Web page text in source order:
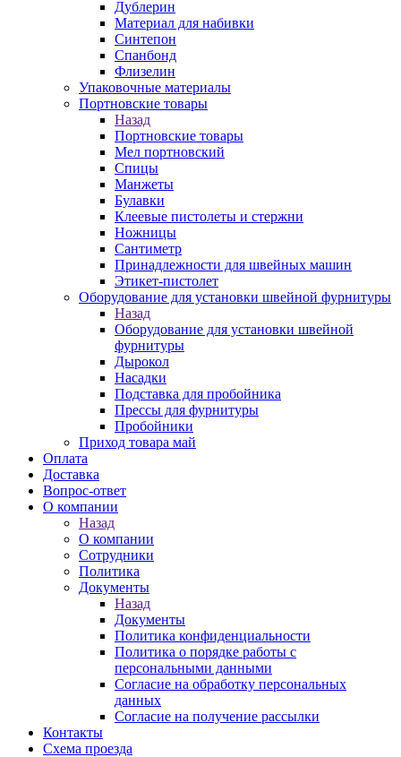
Дублерин
Материал для набивки
Синтепон
Спанбонд
Флизелин
Упаковочные материалы
Портновские товары
Назад
Портновские товары
Мел портновский
Спицы
Манжеты
Булавки
Клеевые пистолеты и стержни
Ножницы
Сантиметр
Принадлежности для швейных машин
Этикет-пистолет
Оборудование для установки швейной фурнитуры
Назад
Оборудование для установки швейной
фурнитуры
Дырокол
Насадки
Подставка для пробойника
Прессы для фурнитуры
Пробойники
Приход товара май
Оплата
Доставка
Вопрос-ответ
О компании
Назад
О компании
Сотрудники
Политика
Документы
Назад
Документы
Политика конфиденциальности
Политика о порядке работы с
персональными данными
Согласие на обработку персональных
данных
Согласие на получение рассылки
Контакты
Схема проезда